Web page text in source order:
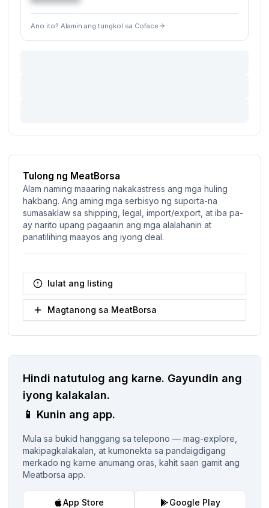
Ano ito? Alamin ang tungkol sa Coface
Tulong ng MeatBorsa
Alam naming maaaring nakakastress ang mga huling
hakbang. Ang aming mga serbisyo ng suporta-na
sumasaklaw sa shipping, legal, import/export, at iba pa-
ay narito upang pagaanin ang mga alalahanin at
panatilihing maayos ang iyong deal.
Iulat ang listing
Magtanong sa MeatBorsa
Hindi natutulog ang karne. Gayundin ang
iyong kalakalan.
📱 Kunin ang app.
Mula sa bukid hanggang sa telepono — mag-explore,
makipagkalakalan, at kumonekta sa pandaigdigang
merkado ng karne anumang oras, kahit saan gamit ang
Meatborsa app.
App Store Google Play